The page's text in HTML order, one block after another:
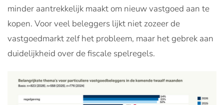
minder aantrekkelijk maakt om nieuw vastgoed aan te
kopen. Voor veel beleggers lijkt niet zozeer de
vastgoedmarkt zelf het probleem, maar het gebrek aan
duidelijkheid over de fiscale spelregels.